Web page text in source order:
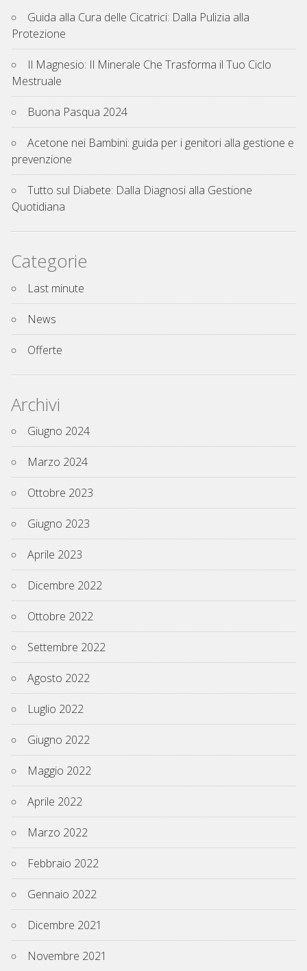
Guida alla Cura delle Cicatrici: Dalla Pulizia alla
Protezione
Il Magnesio: Il Minerale Che Trasforma il Tuo Ciclo
Mestruale
Buona Pasqua 2024
Acetone nei Bambini: guida per i genitori alla gestione e
prevenzione
Tutto sul Diabete: Dalla Diagnosi alla Gestione
Quotidiana
Categorie
Last minute
News
Offerte
Archivi
Giugno 2024
Marzo 2024
Ottobre 2023
Giugno 2023
Aprile 2023
Dicembre 2022
Ottobre 2022
Settembre 2022
Agosto 2022
Luglio 2022
Giugno 2022
Maggio 2022
Aprile 2022
Marzo 2022
Febbraio 2022
Gennaio 2022
Dicembre 2021
Novembre 2021